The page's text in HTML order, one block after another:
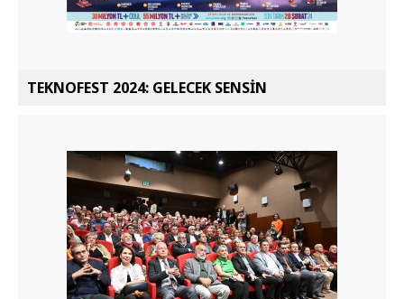
TEKNOFEST 2024: GELECEK SENSİN